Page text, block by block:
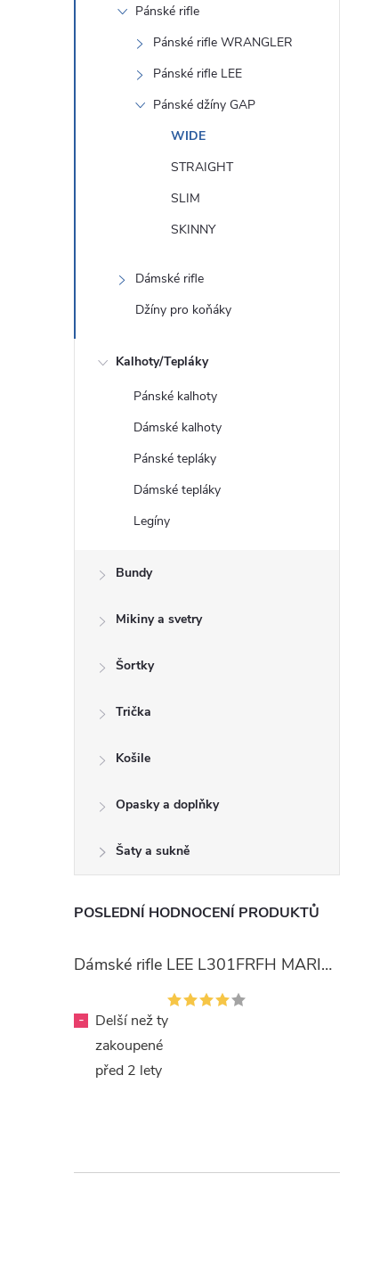
Pánské rifle
Pánské rifle WRANGLER
Pánské rifle LEE
Pánské džíny GAP
WIDE
STRAIGHT
SLIM
SKINNY
Dámské rifle
Džíny pro koňáky
Kalhoty/Tepláky
Pánské kalhoty
Dámské kalhoty
Pánské tepláky
Dámské tepláky
Legíny
Bundy
Mikiny a svetry
Šortky
Trička
Košile
Opasky a doplňky
Šaty a sukně
POSLEDNÍ HODNOCENÍ PRODUKTŮ
Dámské rifle LEE L301FRFH MARION STRAIGHT RINSE
-
Delší než ty
zakoupené
před 2 lety